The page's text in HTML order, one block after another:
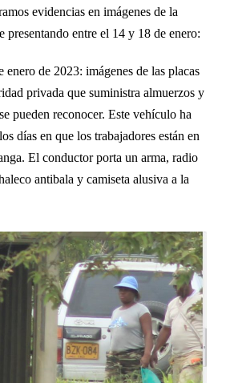
evidencias en imágenes de la
presentando entre el 14 y 18 de enero:
enero de 2023: imágenes de las placas
privada que suministra almuerzos y
pueden reconocer. Este vehículo ha
días en que los trabajadores están en
El conductor porta un arma, radio
antibala y camiseta alusiva a la